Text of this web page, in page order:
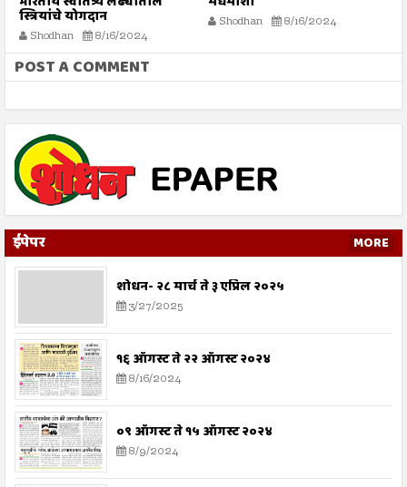
स्त्रियांचे योगदान
Shodhan 8/16/2024
Shodhan 8/16/2024
POST A COMMENT
ईपेपर MORE
शोधन- २८ मार्च ते ३ एप्रिल २०२५
3/27/2025
१६ ऑगस्ट ते २२ ऑगस्ट २०२४
8/16/2024
०९ ऑगस्ट ते १५ ऑगस्ट २०२४
8/9/2024